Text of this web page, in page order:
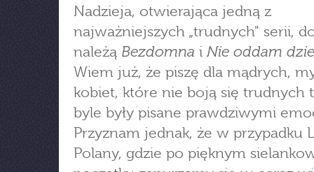
Nadzieja, otwierająca jedną z
najważniejszych „trudnych" serii,
należą Bezdomna iNie oddam
Wiem już, że piszę dla mądrych,
kobiet, które nie boją się trudnych
byle były pisane prawdziwymi
Przyznam jednak, że w przypadku
Polany, gdzie po pięknym